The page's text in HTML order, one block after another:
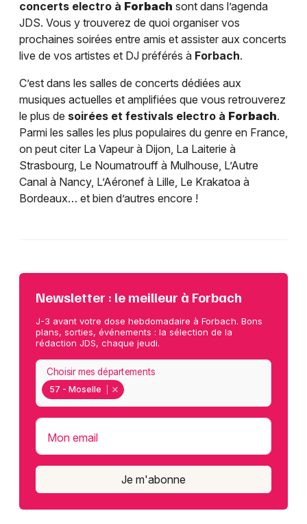
concerts electro à Forbach sont dans l’agenda
JDS. Vous y trouverez de quoi organiser vos
prochaines soirées entre amis et assister aux concerts
live de vos artistes et DJ préférés à Forbach.
C’est dans les salles de concerts dédiées aux
musiques actuelles et amplifiées que vous retrouverez
le plus de soirées et festivals electro à Forbach.
Parmi les salles les plus populaires du genre en France,
on peut citer La Vapeur à Dijon, La Laiterie à
Strasbourg, Le Noumatrouff à Mulhouse, L’Autre
Canal à Nancy, L’Aéronef à Lille, Le Krakatoa à
Bordeaux… et bien d’autres encore !
Newsletter : le meilleur à Forbach
J-3 avant votre dose hebdomadaire à Forbach. Bons
plans, sorties, événements : la sélection de la
rédaction JDS, chaque jeudi.
57 - Moselle
Choisir mes départements
Mon email
Je m'abonne